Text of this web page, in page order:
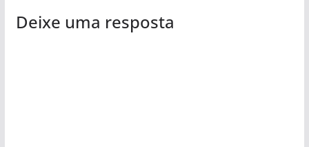
Deixe uma resposta